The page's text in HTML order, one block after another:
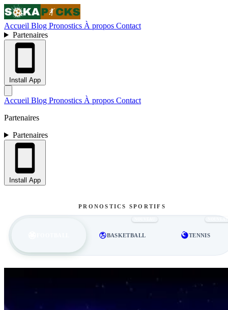
Accueil Blog Pronostics À propos Contact
Partenaires
Install App
Accueil Blog Pronostics À propos Contact
Partenaires
Partenaires
Install App
PRONOSTICS SPORTIFS
BASKETBALL TENNIS
NOUVEAU